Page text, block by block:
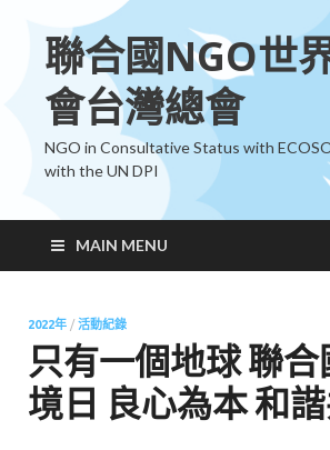
聯合國NGO世
會台灣總會
NGO in Consultative Status with
with the UN DPI
MAIN MENU
2022年 / 活動紀錄
只有一個地球 聯
境日 良心為本 和